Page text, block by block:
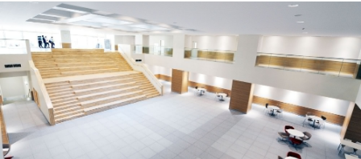
中等部の歴史
特色ある教育
生徒数・教職員数
一貫校の流れ
卒業生インタビュー
校舎情報
メディアライブラリー